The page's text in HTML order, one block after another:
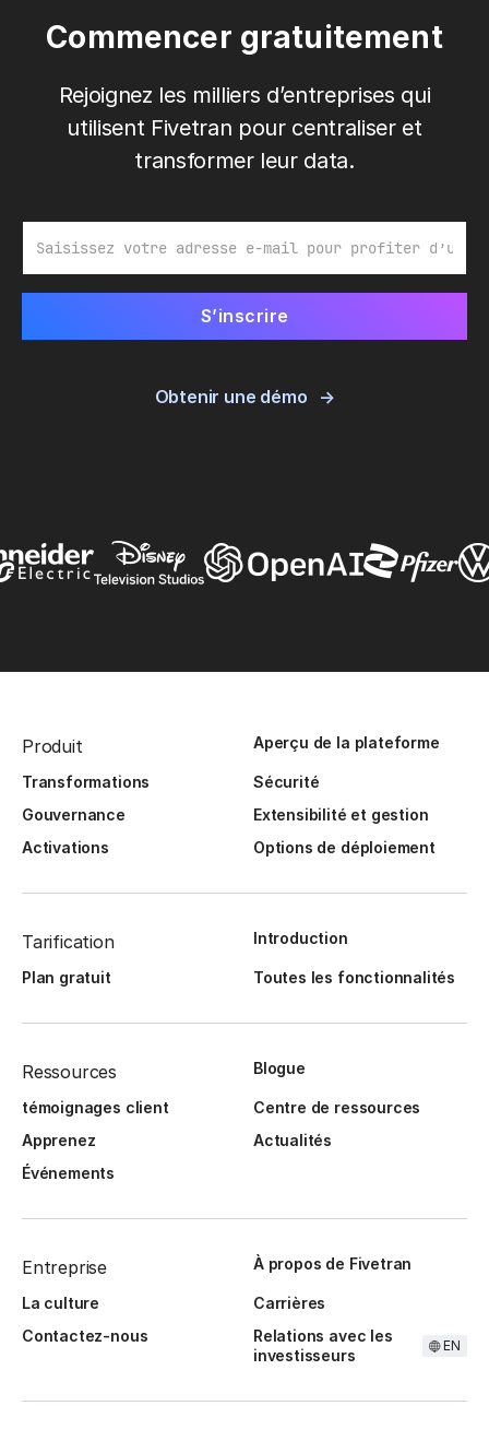
Commencer gratuitement
Rejoignez les milliers d’entreprises qui
utilisent Fivetran pour centraliser et
transformer leur data.
Obtenir une démo
Produit Aperçu de la plateforme
Transformations
Sécurité
Gouvernance
Extensibilité et gestion
Activations
Options de déploiement
Tarification Introduction
Plan gratuit Toutes les fonctionnalités
Ressources Blogue
témoignages client
Centre de ressources
Apprenez
Actualités
Événements
Entreprise À propos de Fivetran
La culture
Carrières
Contactez-nous
Relations avec les
investisseurs
EN